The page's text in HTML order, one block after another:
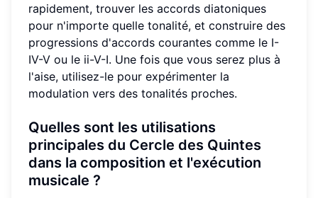
rapidement, trouver les accords diatoniques
pour n'importe quelle tonalité, et construire des
progressions d'accords courantes comme le I-
IV-V ou le ii-V-I. Une fois que vous serez plus à
l'aise, utilisez-le pour expérimenter la
modulation vers des tonalités proches.
Quelles sont les utilisations
principales du Cercle des Quintes
dans la composition et l'exécution
musicale ?